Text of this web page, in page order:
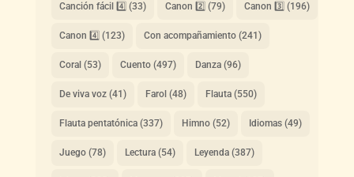
Canción fácil 4️⃣ (33) Canon 2️⃣ (79) Canon 3️⃣ (196)
Canon 4️⃣ (123) Con acompañamiento(241)
Coral (53) Cuento(497) Danza(96)
De viva voz(41) Farol (48) Flauta(550)
Flauta pentatónica(337) Himno(52) Idiomas(49)
Juego(78) Lectura(54) Leyenda(387)